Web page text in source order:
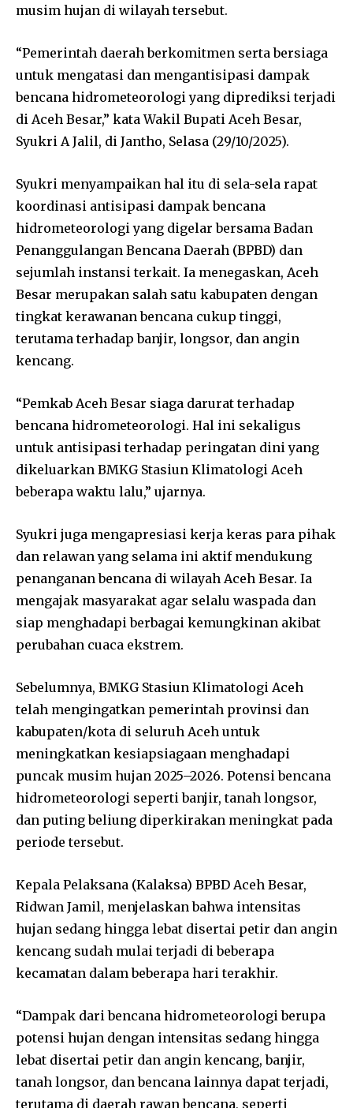
musim hujan di wilayah tersebut.
“Pemerintah daerah berkomitmen serta bersiaga
untuk mengatasi dan mengantisipasi dampak
bencana hidrometeorologi yang diprediksi terjadi
di Aceh Besar,” kata Wakil Bupati Aceh Besar,
Syukri A Jalil, di Jantho, Selasa (29/10/2025).
Syukri menyampaikan hal itu di sela-sela rapat
koordinasi antisipasi dampak bencana
hidrometeorologi yang digelar bersama Badan
Penanggulangan Bencana Daerah (BPBD) dan
sejumlah instansi terkait. Ia menegaskan, Aceh
Besar merupakan salah satu kabupaten dengan
tingkat kerawanan bencana cukup tinggi,
terutama terhadap banjir, longsor, dan angin
kencang.
“Pemkab Aceh Besar siaga darurat terhadap
bencana hidrometeorologi. Hal ini sekaligus
untuk antisipasi terhadap peringatan dini yang
dikeluarkan BMKG Stasiun Klimatologi Aceh
beberapa waktu lalu,” ujarnya.
Syukri juga mengapresiasi kerja keras para pihak
dan relawan yang selama ini aktif mendukung
penanganan bencana di wilayah Aceh Besar. Ia
mengajak masyarakat agar selalu waspada dan
siap menghadapi berbagai kemungkinan akibat
perubahan cuaca ekstrem.
Sebelumnya, BMKG Stasiun Klimatologi Aceh
telah mengingatkan pemerintah provinsi dan
kabupaten/kota di seluruh Aceh untuk
meningkatkan kesiapsiagaan menghadapi
puncak musim hujan 2025–2026. Potensi bencana
hidrometeorologi seperti banjir, tanah longsor,
dan puting beliung diperkirakan meningkat pada
periode tersebut.
Kepala Pelaksana (Kalaksa) BPBD Aceh Besar,
Ridwan Jamil, menjelaskan bahwa intensitas
hujan sedang hingga lebat disertai petir dan angin
kencang sudah mulai terjadi di beberapa
kecamatan dalam beberapa hari terakhir.
“Dampak dari bencana hidrometeorologi berupa
potensi hujan dengan intensitas sedang hingga
lebat disertai petir dan angin kencang, banjir,
tanah longsor, dan bencana lainnya dapat terjadi,
terutama di daerah rawan bencana, seperti